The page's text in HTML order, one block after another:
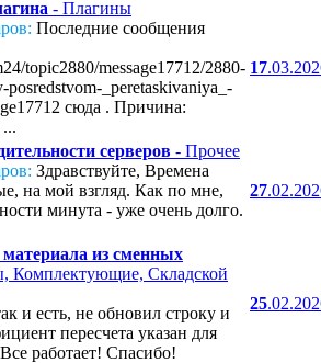
- Плагины
Последние сообщения
topic2880/message17712/2880-
posredstvom-_peretaskivaniya_-
сюда . Причина:
17
серверов - Прочее
Здравствуйте, Времена
на мой взгляд. Как по мне,
минута - уже очень долго.
27
материала из сменных
Комплектующие, Складской
и есть, не обновил строку и
пересчета указан для
работает! Спасибо!
25